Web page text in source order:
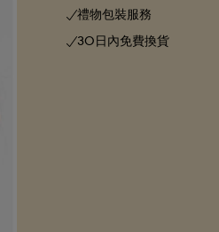
禮物包裝服務
30日內免費換貨